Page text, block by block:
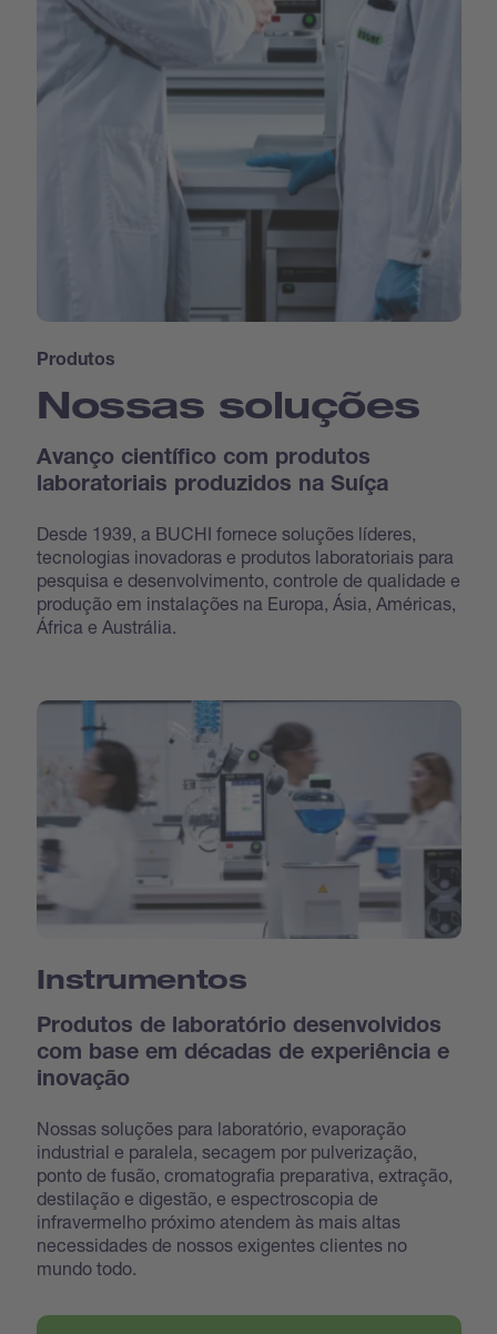
Produtos
Nossas soluções
Avanço científico com produtos
laboratoriais produzidos na Suíça
Desde 1939, a BUCHI fornece soluções líderes,
tecnologias inovadoras e produtos laboratoriais para
pesquisa e desenvolvimento, controle de qualidade e
produção em instalações na Europa, Ásia, Américas,
África e Austrália.
Instrumentos
Produtos de laboratório desenvolvidos
com base em décadas de experiência e
inovação
Nossas soluções para laboratório, evaporação
industrial e paralela, secagem por pulverização,
ponto de fusão, cromatografia preparativa, extração,
destilação e digestão, e espectroscopia de
infravermelho próximo atendem às mais altas
necessidades de nossos exigentes clientes no
mundo todo.